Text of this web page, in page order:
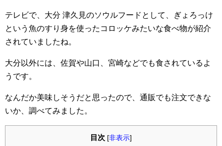
テレビで、大分 津久見のソウルフードとして、ぎょろっけ
という魚のすり身を使ったコロッケみたいな食べ物が紹介
されていましたね。
大分以外には、佐賀や山口、宮崎などでも食されているよ
うです。
なんだか美味しそうだと思ったので、通販でも注文できな
いか、調べてみました。
目次 [非表示]